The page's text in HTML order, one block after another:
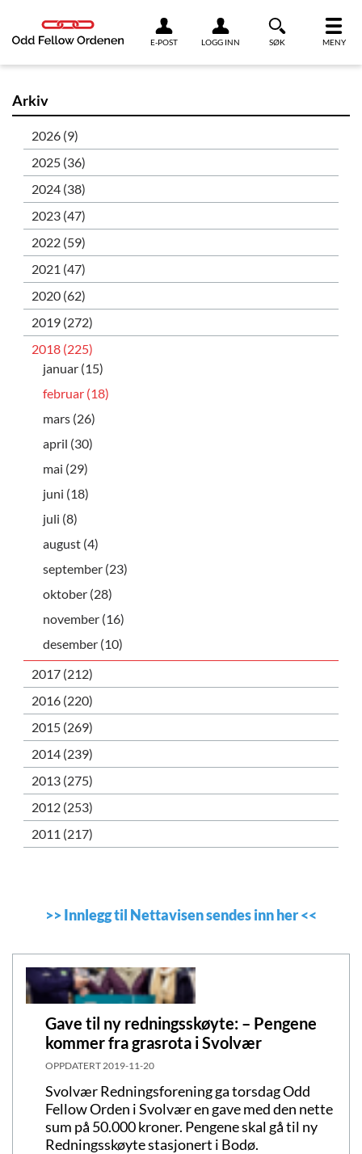
E-POST LOGG INN SØK MENY
>>Innlegg til Nettavisen sendes inn her<<
Gave til ny redningsskøyte: – Pengene
kommer fra grasrota i Svolvær
OPPDATERT 2019-11-20
Svolvær Redningsforening ga torsdag Odd
Fellow Orden i Svolvær en gave med den nette
sum på 50.000 kroner. Pengene skal gå til ny
Redningsskøyte stasjonert i Bodø.
Arkiv
2026 (9)
2025 (36)
2024 (38)
2023 (47)
2022 (59)
2021 (47)
2020 (62)
2019 (272)
2018 (225)
januar (15)
februar (18)
mars (26)
april (30)
mai (29)
juni (18)
juli (8)
august (4)
september (23)
oktober (28)
november (16)
desember (10)
2017 (212)
2016 (220)
2015 (269)
2014 (239)
2013 (275)
2012 (253)
2011 (217)